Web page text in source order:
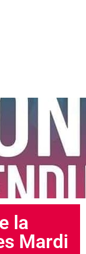
la
Mardi